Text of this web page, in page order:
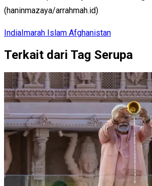
(haninmazaya/arrahmah.id)
IndiaImarah Islam Afghanistan
Terkait dari Tag Serupa